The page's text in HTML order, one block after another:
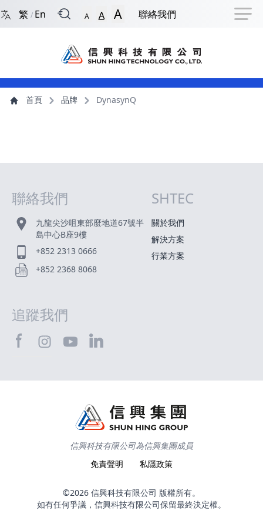
跳到捷徑選項 跳到主導航選單 跳到頁尾
繁 / En A A A 聯絡我們
主導航選單
主內容 首頁 品牌 DynasynQ
聯絡我們
九龍尖沙咀東部麼地道67號半
島中心B座9樓
+852 2313 0666
+852 2368 8068
網站指南
SHTEC
關於我們
解決方案
行業方案
追蹤我們
信興科技有限公司為信興集團成員
免責聲明
私隱政策
©2026 信興科技有限公司 版權所有。
如有任何爭議，信興科技有限公司保留最終決定權。